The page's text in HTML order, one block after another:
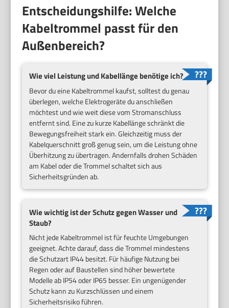
Entscheidungshilfe: Welche
Kabeltrommel passt für den
Außenbereich?
Wie viel Leistung und Kabellänge benötige ich?
Bevor du eine Kabeltrommel kaufst, solltest du genau
überlegen, welche Elektrogeräte du anschließen
möchtest und wie weit diese vom Stromanschluss
entfernt sind. Eine zu kurze Kabellänge schränkt die
Bewegungsfreiheit stark ein. Gleichzeitig muss der
Kabelquerschnitt groß genug sein, um die Leistung ohne
Überhitzung zu übertragen. Andernfalls drohen Schäden
am Kabel oder die Trommel schaltet sich aus
Sicherheitsgründen ab.
Wie wichtig ist der Schutz gegen Wasser und
Staub?
Nicht jede Kabeltrommel ist für feuchte Umgebungen
geeignet. Achte darauf, dass die Trommel mindestens
die Schutzart IP44 besitzt. Für häufige Nutzung bei
Regen oder auf Baustellen sind höher bewertete
Modelle ab IP54 oder IP65 besser. Ein ungenügender
Schutz kann zu Kurzschlüssen und einem
Sicherheitsrisiko führen.